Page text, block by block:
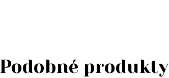
Podobné produkty